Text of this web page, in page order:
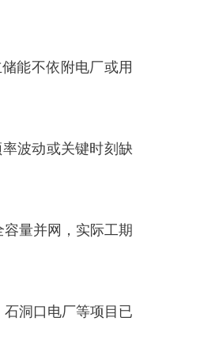
能不依附电厂或用
波动或关键时刻缺
量并网，实际工期
洞口电厂等项目已